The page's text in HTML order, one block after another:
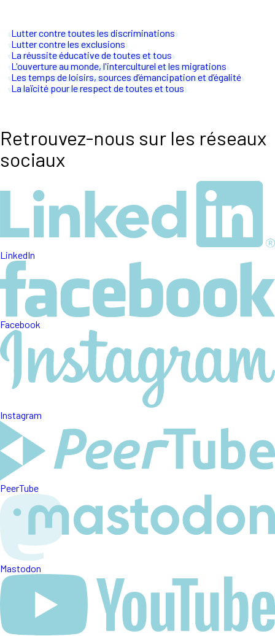
Lutter contre toutes les discriminations
Lutter contre les exclusions
La réussite éducative de toutes et tous
L'ouverture au monde, l'interculturel et les migrations
Les temps de loisirs, sources d’émancipation et d’égalité
La laïcité pour le respect de toutes et tous
Retrouvez-nous sur les réseaux
sociaux
LinkedIn
Facebook
Instagram
PeerTube
Mastodon